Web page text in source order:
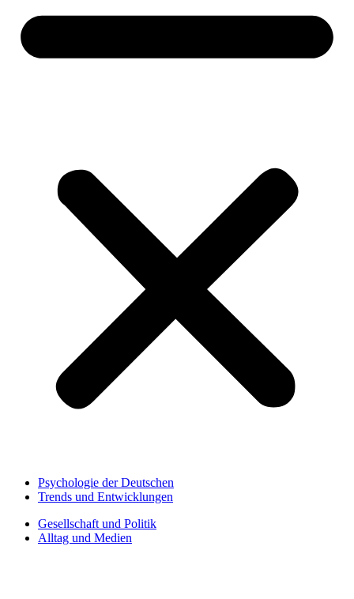
Psychologie der Deutschen
Trends und Entwicklungen
Gesellschaft und Politik
Alltag und Medien